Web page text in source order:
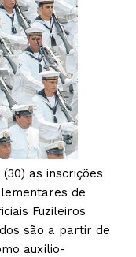
as inscrições
de
Fuzileiros
são a partir de
auxílio-